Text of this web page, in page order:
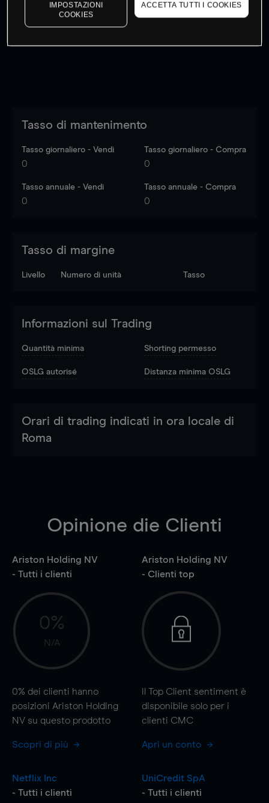
I prezzi sono solo indicativi. Accediper vedere gli ultimi
dati di mercato
to see latest market data
Tasso di mantenimento
Tasso giornaliero - Vendi
0
Tasso giornaliero - Compra
0
Tasso annuale - Vendi
0
Tasso annuale - Compra
0
Tasso di margine
Livello Numero di unità Tasso
Informazioni sul Trading
Quantità minima Shorting permesso
OSLG autorisé Distanza minima OSLG
Orari di trading indicati in ora locale di
Roma
Opinione die Clienti
Ariston Holding NV
- Tutti i clienti
0%
N/A
0% dei clienti hanno
posizioni Ariston Holding
NV su questo prodotto
Scopri di più
Ariston Holding NV
- Clienti top
Il Top Client sentiment è
disponibile solo per i
clienti CMC
Apri un conto
Netflix Inc
- Tutti i clienti
UniCredit SpA
- Tutti i clienti
IMPOSTAZIONI
COOKIES
ACCETTA TUTTI I COOKIES